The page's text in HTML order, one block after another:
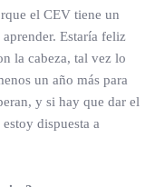
el CEV tiene un
Estaría feliz
la cabeza, tal vez lo
un año más para
y si hay que dar el
dispuesta a